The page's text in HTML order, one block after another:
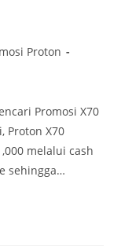
Proton
Promosi X70
Proton X70
melalui cash
sehingga…